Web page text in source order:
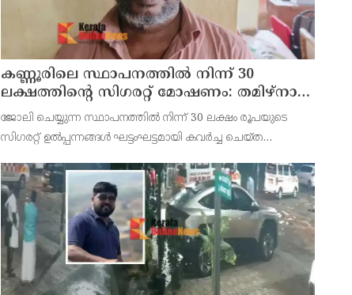
കണ്ണൂരിലെ സ്ഥാപനത്തിൽ നിന്ന് 30
ലക്ഷത്തിന്റെ സിഗരറ്റ് മോഷണം: തമിഴ്‌നാട്
സ്വദേശിയായ സെയിൽസ്മാൻ
തെങ്കാശിയിൽ പിടിയിൽ
ജോലി ചെയ്യുന്ന സ്ഥാപനത്തിൽ നിന്ന് 30 ലക്ഷം രൂപയുടെ
സിഗരറ്റ് ഉൽപ്പന്നങ്ങൾ ഘട്ടംഘട്ടമായി കവർച്ച ചെയ്ത
തമിഴ്‌നാട് വിരുതുനഗർ സ്വദേശിയായ വേൽമുരുകൻ (40) ആണ